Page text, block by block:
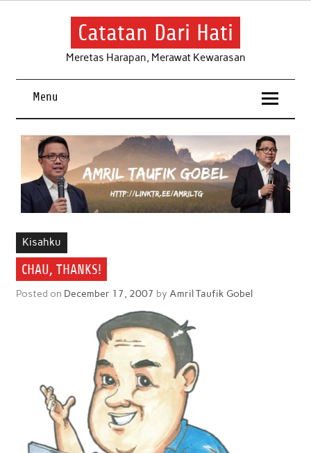
Skip
Catatan Dari Hati
Meretas Harapan, Merawat Kewarasan
Menu
Kisahku
CHAU, THANKS!
Posted on December 17, 2007 by Amril Taufik Gobel